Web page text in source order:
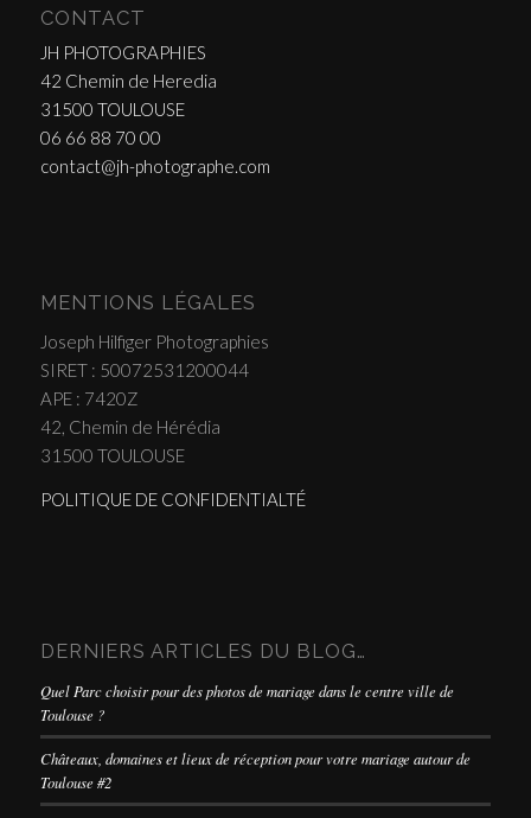
CONTACT
JH PHOTOGRAPHIES
42 Chemin de Heredia
31500 TOULOUSE
06 66 88 70 00
contact@jh-photographe.com
MENTIONS LÉGALES
Joseph Hilfiger Photographies
SIRET : 50072531200044
APE : 7420Z
42, Chemin de Hérédia
31500 TOULOUSE
POLITIQUE DE CONFIDENTIALTÉ
DERNIERS ARTICLES DU BLOG…
Quel Parc choisir pour des photos de mariage dans le centre ville de
Toulouse ?
Châteaux, domaines et lieux de réception pour votre mariage autour de
Toulouse #2